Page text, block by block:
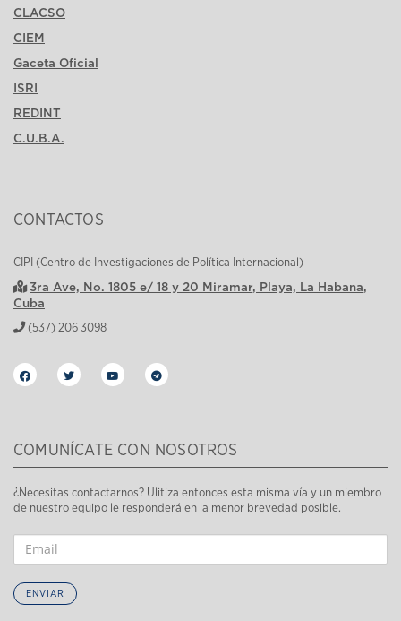
CLACSO
CIEM
Gaceta Oficial
ISRI
REDINT
C.U.B.A.
CONTACTOS
CIPI (Centro de Investigaciones de Política Internacional)
3ra Ave, No. 1805 e/ 18 y 20 Miramar, Playa, La Habana,
Cuba
(537) 206 3098
COMUNÍCATE CON NOSOTROS
¿Necesitas contactarnos? Ulitiza entonces esta misma vía y un miembro
de nuestro equipo le responderá en la menor brevedad posible.
ENVIAR